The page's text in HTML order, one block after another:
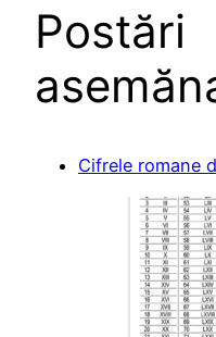
Postări
Cifrele romane